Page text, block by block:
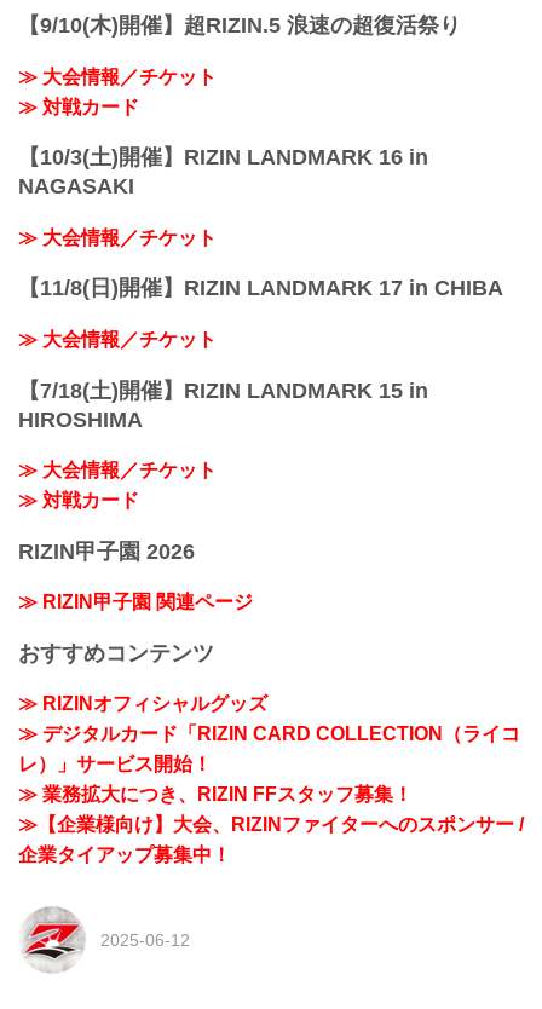
PPV販売スケジ...
【9/10(木)開催】超RIZIN.5 浪速の超復活祭り
≫ 大会情報／チケット
≫ 対戦カード
【10/3(土)開催】RIZIN LANDMARK 16 in
NAGASAKI
≫ 大会情報／チケット
【11/8(日)開催】RIZIN LANDMARK 17 in CHIBA
≫ 大会情報／チケット
【7/18(土)開催】RIZIN LANDMARK 15 in
HIROSHIMA
≫ 大会情報／チケット
≫ 対戦カード
RIZIN甲子園 2026
≫ RIZIN甲子園 関連ページ
おすすめコンテンツ
≫ RIZINオフィシャルグッズ
≫ デジタルカード「RIZIN CARD COLLECTION（ライコ
レ）」サービス開始！
≫ 業務拡大につき、RIZIN FFスタッフ募集！
≫【企業様向け】大会、RIZINファイターへのスポンサー /
企業タイアップ募集中！
2025-06-12